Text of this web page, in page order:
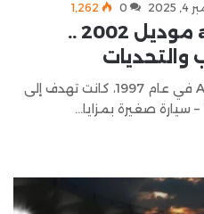
0 1٬262
عيوب مرسيدس a160 موديل 2002 ..
عندما أطلقت مرسيدس بنز فئة A في عام 1997، كانت تهدف إلى
سيارة صغيرة بمزايا…